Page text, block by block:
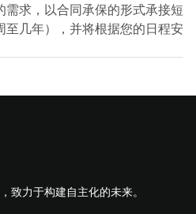
求，以合同承保的形式承接短
几年），并将根据您的日程安
致力于构建自主化的未来。